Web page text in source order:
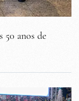
50 anos de